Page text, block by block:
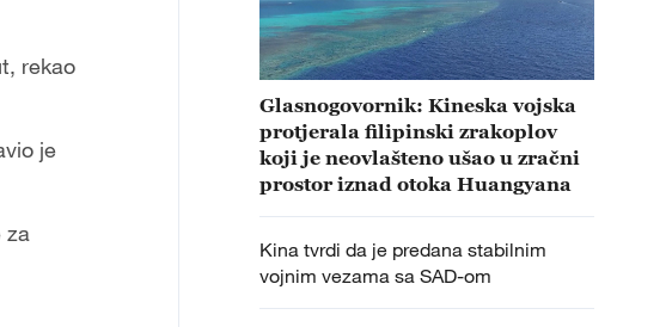
rekao
je
za
Glasnogovornik: Kineska vojska
protjerala filipinski zrakoplov
koji je neovlašteno ušao u zračni
prostor iznad otoka Huangyana
Kina tvrdi da je predana stabilnim
vojnim vezama sa SAD-om